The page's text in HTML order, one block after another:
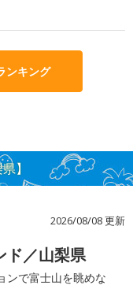
ンキング
】
2026/08/08 更新
ド／山梨県
ンで富士山を眺めな